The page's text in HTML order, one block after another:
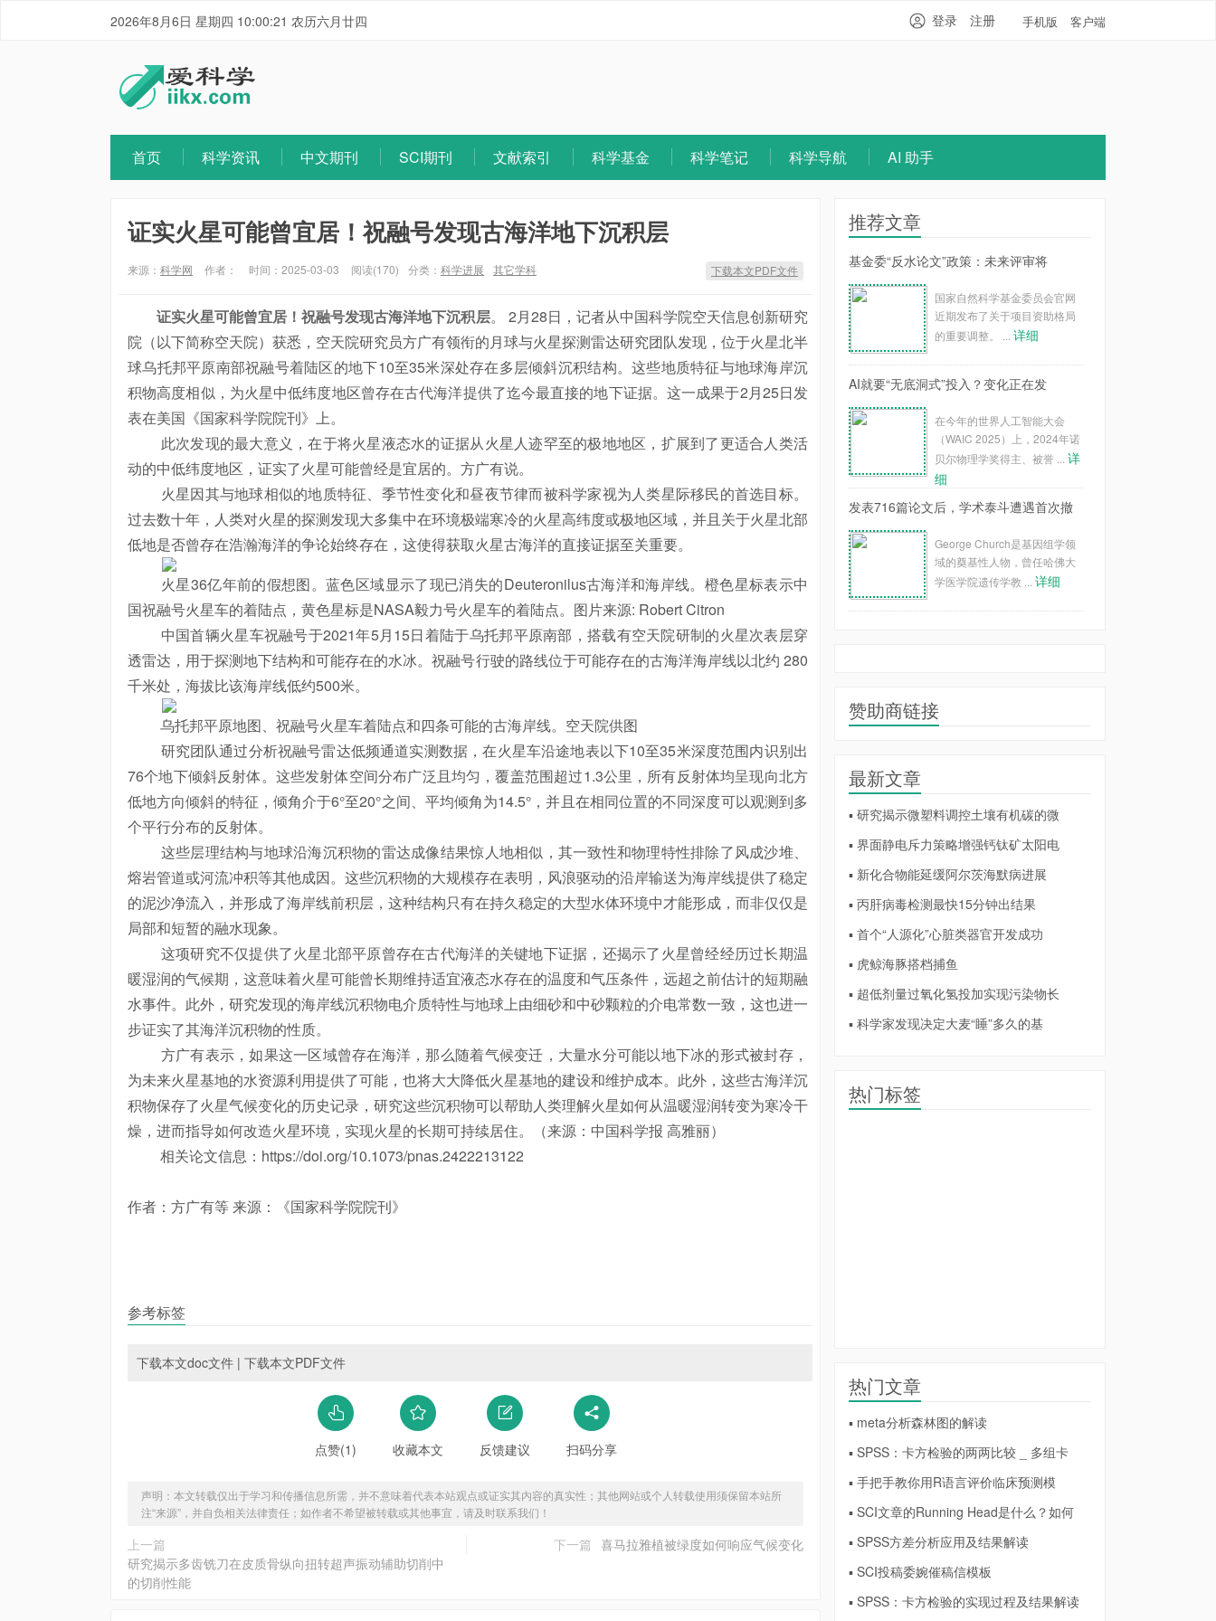
2026年8月6日 星期四 10:00:22 农历六月廿四 手机版 客户端
登录 注册
首页 科学资讯 中文期刊 SCI期刊 文献索引 科学基金 科学笔记 科学导航 AI 助手
证实火星可能曾宜居！祝融号发现古海洋地下沉积层
来源： 科学网 作者： 时间：2025-03-03 阅读(170) 分类： 科学进展 其它学科 下载本文PDF文件
证实火星可能曾宜居！祝融号发现古海洋地下沉积层。 2月28日，记者从中国科学院空天信息创新研究
院（以下简称空天院）获悉，空天院研究员方广有领衔的月球与火星探测雷达研究团队发现，位于火星北半
球乌托邦平原南部祝融号着陆区的地下10至35米深处存在多层倾斜沉积结构。这些地质特征与地球海岸沉
积物高度相似，为火星中低纬度地区曾存在古代海洋提供了迄今最直接的地下证据。这一成果于2月25日发
表在美国《国家科学院院刊》上。
此次发现的最大意义，在于将火星液态水的证据从火星人迹罕至的极地地区，扩展到了更适合人类活
动的中低纬度地区，证实了火星可能曾经是宜居的。方广有说。
火星因其与地球相似的地质特征、季节性变化和昼夜节律而被科学家视为人类星际移民的首选目标。
过去数十年，人类对火星的探测发现大多集中在环境极端寒冷的火星高纬度或极地区域，并且关于火星北部
低地是否曾存在浩瀚海洋的争论始终存在，这使得获取火星古海洋的直接证据至关重要。
火星36亿年前的假想图。蓝色区域显示了现已消失的Deuteronilus古海洋和海岸线。橙色星标表示中
国祝融号火星车的着陆点，黄色星标是NASA毅力号火星车的着陆点。图片来源: Robert Citron
中国首辆火星车祝融号于2021年5月15日着陆于乌托邦平原南部，搭载有空天院研制的火星次表层穿
透雷达，用于探测地下结构和可能存在的水冰。祝融号行驶的路线位于可能存在的古海洋海岸线以北约 280
千米处，海拔比该海岸线低约500米。
乌托邦平原地图、祝融号火星车着陆点和四条可能的古海岸线。空天院供图
研究团队通过分析祝融号雷达低频通道实测数据，在火星车沿途地表以下10至35米深度范围内识别出
76个地下倾斜反射体。这些发射体空间分布广泛且均匀，覆盖范围超过1.3公里，所有反射体均呈现向北方
低地方向倾斜的特征，倾角介于6°至20°之间、平均倾角为14.5°，并且在相同位置的不同深度可以观测到多
个平行分布的反射体。
这些层理结构与地球沿海沉积物的雷达成像结果惊人地相似，其一致性和物理特性排除了风成沙堆、
熔岩管道或河流冲积等其他成因。这些沉积物的大规模存在表明，风浪驱动的沿岸输送为海岸线提供了稳定
的泥沙净流入，并形成了海岸线前积层，这种结构只有在持久稳定的大型水体环境中才能形成，而非仅仅是
局部和短暂的融水现象。
这项研究不仅提供了火星北部平原曾存在古代海洋的关键地下证据，还揭示了火星曾经经历过长期温
暖湿润的气候期，这意味着火星可能曾长期维持适宜液态水存在的温度和气压条件，远超之前估计的短期融
水事件。此外，研究发现的海岸线沉积物电介质特性与地球上由细砂和中砂颗粒的介电常数一致，这也进一
步证实了其海洋沉积物的性质。
方广有表示，如果这一区域曾存在海洋，那么随着气候变迁，大量水分可能以地下冰的形式被封存，
为未来火星基地的水资源利用提供了可能，也将大大降低火星基地的建设和维护成本。此外，这些古海洋沉
积物保存了火星气候变化的历史记录，研究这些沉积物可以帮助人类理解火星如何从温暖湿润转变为寒冷干
燥，进而指导如何改造火星环境，实现火星的长期可持续居住。（来源：中国科学报 高雅丽）
相关论文信息：https://doi.org/10.1073/pnas.2422213122
作者：方广有等 来源：《国家科学院院刊》
参考标签
下载本文doc文件 | 下载本文PDF文件
点赞(1) 收藏本文 反馈建议 扫码分享
声明：本文转载仅出于学习和传播信息所需，并不意味着代表本站观点或证实其内容的真实性；其他网站或个人转载使用须保留本站所
注“来源”，并自负相关法律责任；如作者不希望被转载或其他事宜，请及时联系我们！
上一篇
研究揭示多齿铣刀在皮质骨纵向扭转超声振动辅助切削中
的切削性能
下一篇 喜马拉雅植被绿度如何响应气候变化
推荐文章
基金委“反水论文”政策：未来评审将
国家自然科学基金委员会官网
近期发布了关于项目资助格局
的重要调整。 ... 详细
AI就要“无底洞式”投入？变化正在发
在今年的世界人工智能大会
（WAIC 2025）上，2024年诺
贝尔物理学奖得主、被誉 ... 详
细
发表716篇论文后，学术泰斗遭遇首次撤
George Church是基因组学领
域的奠基性人物，曾任哈佛大
学医学院遗传学教 ... 详细
赞助商链接
最新文章
▪ 研究揭示微塑料调控土壤有机碳的微
▪ 界面静电斥力策略增强钙钛矿太阳电
▪ 新化合物能延缓阿尔茨海默病进展
▪ 丙肝病毒检测最快15分钟出结果
▪ 首个“人源化”心脏类器官开发成功
▪ 虎鲸海豚搭档捕鱼
▪ 超低剂量过氧化氢投加实现污染物长
▪ 科学家发现决定大麦“睡”多久的基
热门标签
热门文章
▪ meta分析森林图的解读
▪ SPSS：卡方检验的两两比较 _ 多组卡
▪ 手把手教你用R语言评价临床预测模
▪ SCI文章的Running Head是什么？如何
▪ SPSS方差分析应用及结果解读
▪ SCI投稿委婉催稿信模板
▪ SPSS：卡方检验的实现过程及结果解读